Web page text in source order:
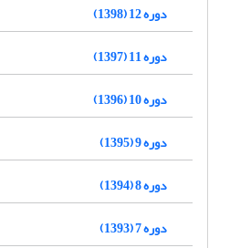
دوره 12 (1398)
دوره 11 (1397)
دوره 10 (1396)
دوره 9 (1395)
دوره 8 (1394)
دوره 7 (1393)